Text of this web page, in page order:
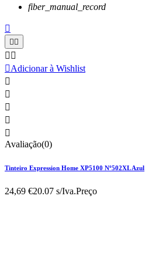
fiber_manual_record

 
 
Adicionar à Wishlist





Avaliação(0)
Tinteiro Expression Home XP5100 Nº502XL Azul
24,69 €20.07 s/Iva.Preço